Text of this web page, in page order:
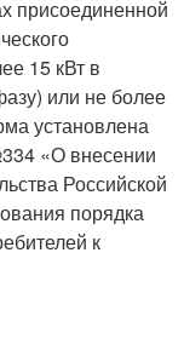
присоединенной
15 кВт в
или не более
установлена
«О внесении
Российской
порядка
к